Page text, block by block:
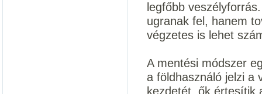
legfőbb
ugranak fel, hanem
végzetes is lehet
A mentési módszer
a földhasználó jelzi a
kezdetét, ők értesítik